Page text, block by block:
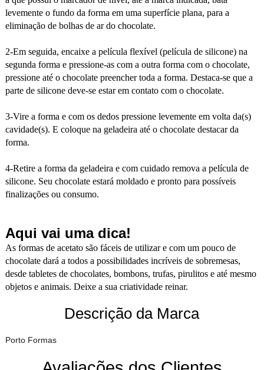
levemente o fundo da forma em uma superfície plana, para a
eliminação de bolhas de ar do chocolate.
2-Em seguida, encaixe a película flexível (película de silicone) na
segunda forma e pressione-as com a outra forma com o chocolate,
pressione até o chocolate preencher toda a forma. Destaca-se que a
parte de silicone deve-se estar em contato com o chocolate.
3-Vire a forma e com os dedos pressione levemente em volta da(s)
cavidade(s). E coloque na geladeira até o chocolate destacar da
forma.
4-Retire a forma da geladeira e com cuidado remova a película de
silicone. Seu chocolate estará moldado e pronto para possíveis
finalizações ou consumo.
Aqui vai uma dica!
As formas de acetato são fáceis de utilizar e com um pouco de
chocolate dará a todos a possibilidades incríveis de sobremesas,
desde tabletes de chocolates, bombons, trufas, pirulitos e até mesmo
objetos e animais. Deixe a sua criatividade reinar.
Descrição da Marca
Porto Formas